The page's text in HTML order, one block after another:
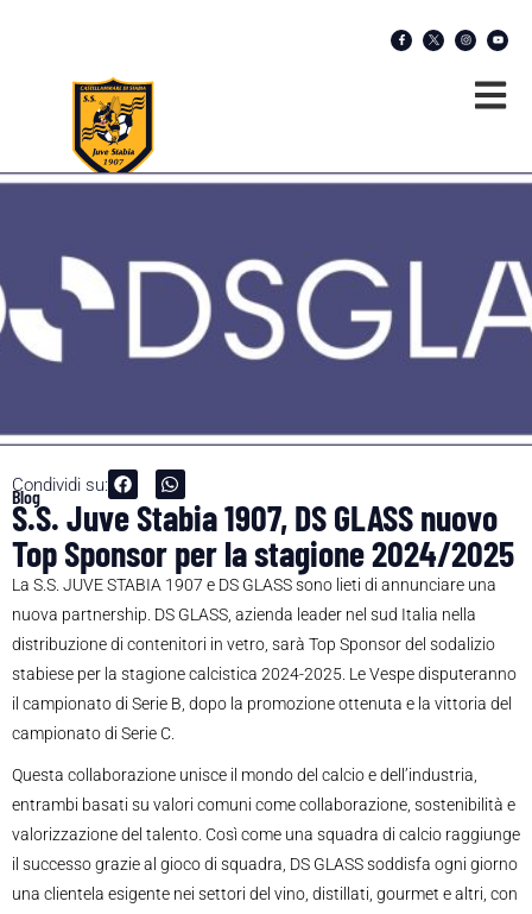
Condividi su:
Blog
S.S. Juve Stabia 1907, DS GLASS nuovo
Top Sponsor per la stagione 2024/2025
La S.S. JUVE STABIA 1907 e DS GLASS sono lieti di annunciare una
nuova partnership. DS GLASS, azienda leader nel sud Italia nella
distribuzione di contenitori in vetro, sarà Top Sponsor del sodalizio
stabiese per la stagione calcistica 2024-2025. Le Vespe disputeranno
il campionato di Serie B, dopo la promozione ottenuta e la vittoria del
campionato di Serie C.
Questa collaborazione unisce il mondo del calcio e dell’industria,
entrambi basati su valori comuni come collaborazione, sostenibilità e
valorizzazione del talento. Così come una squadra di calcio raggiunge
il successo grazie al gioco di squadra, DS GLASS soddisfa ogni giorno
una clientela esigente nei settori del vino, distillati, gourmet e altri, con